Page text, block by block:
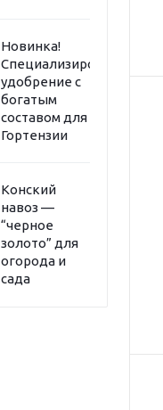
Новинка!
Специализированное
удобрение с
богатым
составом для
Гортензии
Конский
навоз —
“черное
золото” для
огорода и
сада